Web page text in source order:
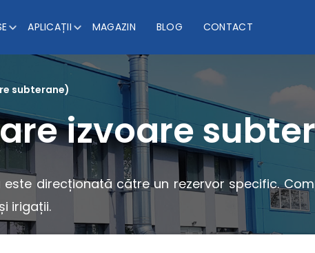
APLICAȚII MAGAZIN BLOG CONTACT
subterane)
izvoare
direcționată către un rezervor specific.
irigații.